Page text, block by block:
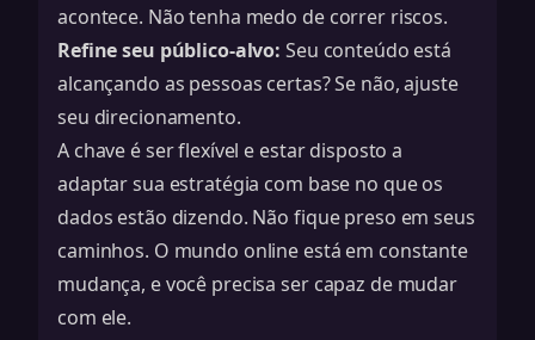
acontece. Não tenha medo de correr riscos.
Refine seu público-alvo: Seu conteúdo está
alcançando as pessoas certas? Se não, ajuste
seu direcionamento.
A chave é ser flexível e estar disposto a
adaptar sua estratégia com base no que os
dados estão dizendo. Não fique preso em seus
caminhos. O mundo online está em constante
mudança, e você precisa ser capaz de mudar
com ele.